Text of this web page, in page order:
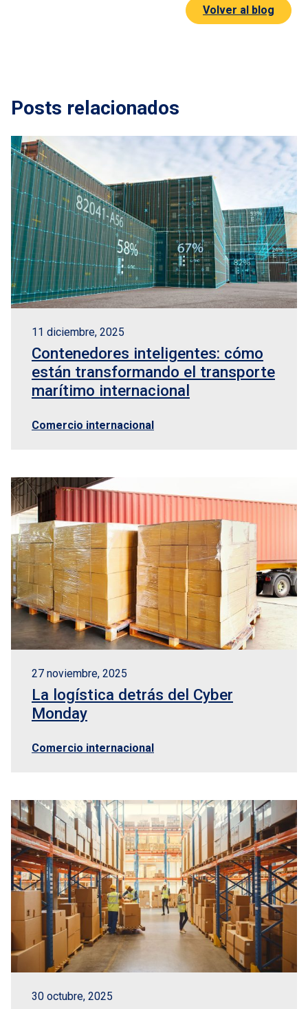
Volver al blog
Posts relacionados
11 diciembre, 2025
Contenedores inteligentes: cómo
están transformando el transporte
marítimo internacional
Comercio internacional
27 noviembre, 2025
La logística detrás del Cyber
Monday
Comercio internacional
30 octubre, 2025